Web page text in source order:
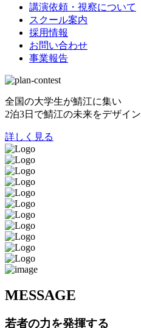
講演依頼・視察について
スクール案内
採用情報
お問い合わせ
事業報告
全国の大学生が鯖江に集い
2泊3日で鯖江の未来をデザイン
詳しく見る
MESSAGE
若者の力を発揮する